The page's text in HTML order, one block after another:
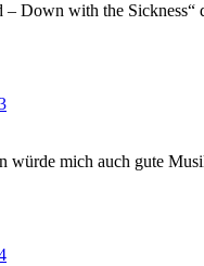
– Down with the Sickness“
würde mich auch gute